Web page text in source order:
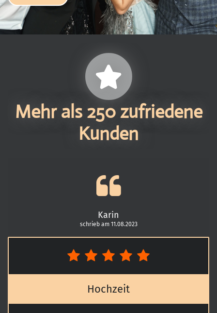
Mehr als 250 zufriedene
Kunden
Karin
schrieb am 11.08.2023
Hochzeit